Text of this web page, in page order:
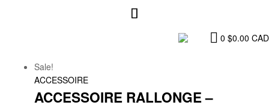
0 $0.00 CAD
Sale!
ACCESSOIRE
ACCESSOIRE RALLONGE –